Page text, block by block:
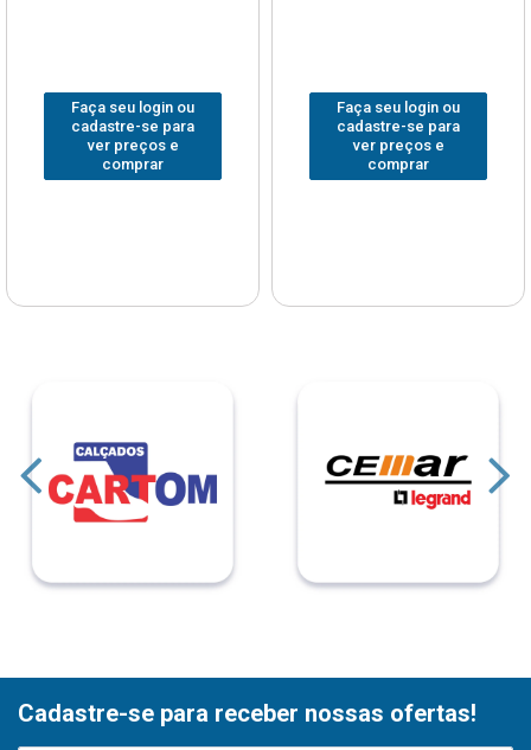
Faça seu login ou
cadastre-se para
ver preços e
comprar
Faça seu login ou
cadastre-se para
ver preços e
comprar
Cadastre-se para receber nossas ofertas!